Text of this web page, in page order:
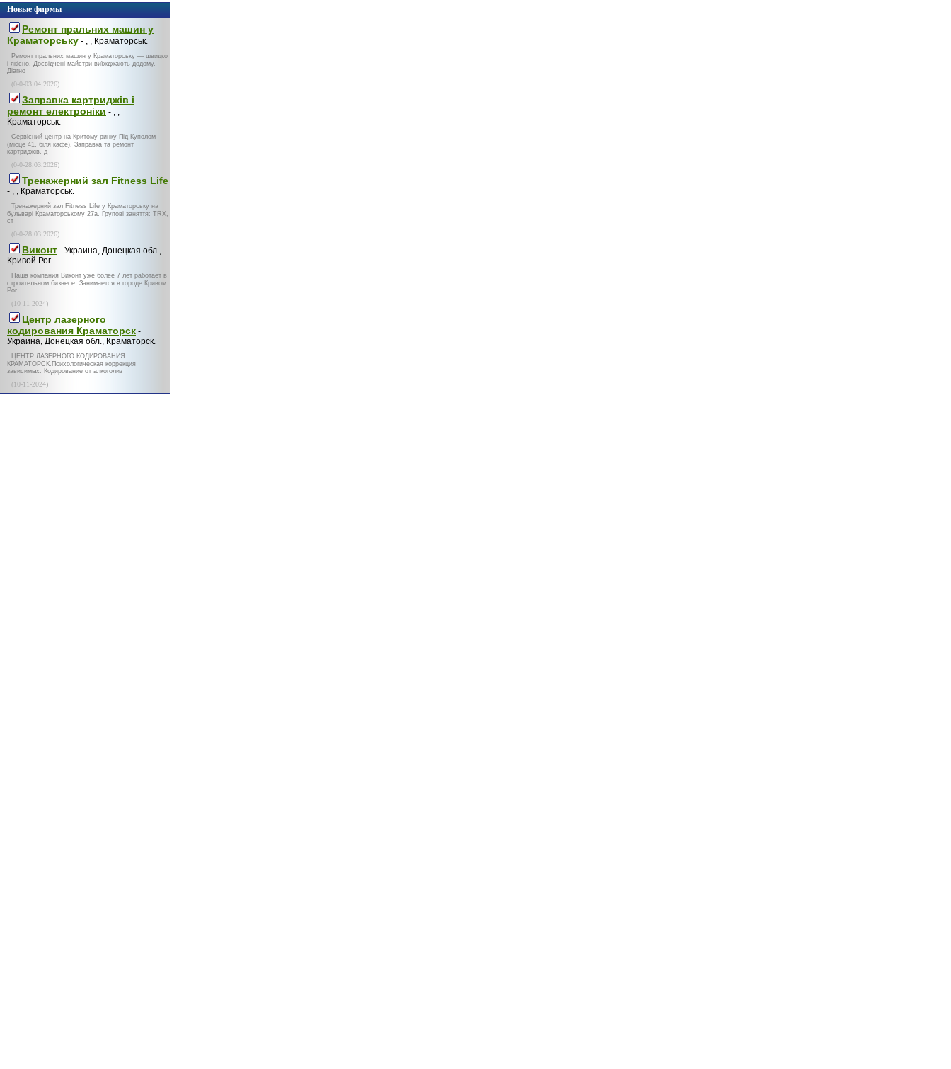
Новые фирмы
Ремонт пральних машин у
Краматорську - , , Краматорськ.
Ремонт пральних машин у Краматорську — швидко
і якісно. Досвідчені майстри виїжджають додому.
Діагно
(0-0-03.04.2026)
Заправка картриджів і
ремонт електроніки - , ,
Краматорськ.
Сервісний центр на Критому ринку Під Куполом
(місце 41, біля кафе). Заправка та ремонт
картриджів, д
(0-0-28.03.2026)
Тренажерний зал Fitness Life
- , , Краматорськ.
Тренажерний зал Fitness Life у Краматорську на
бульварі Краматорському 27а. Групові заняття: TRX,
ст
(0-0-28.03.2026)
Виконт - Украина, Донецкая обл.,
Кривой Рог.
Наша компания Виконт уже более 7 лет работает в
строительном бизнесе. Занимается в городе Кривом
Рог
(10-11-2024)
Центр лазерного
кодирования Краматорск -
Украина, Донецкая обл., Краматорск.
ЦЕНТР ЛАЗЕРНОГО КОДИРОВАНИЯ
КРАМАТОРСК.Психологическая коррекция
зависимых. Кодирование от алкоголиз
(10-11-2024)